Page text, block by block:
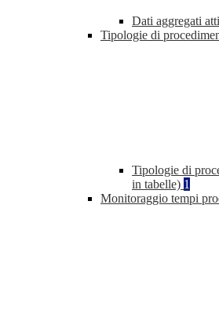
Dati aggregati
Tipologie di
Tipologie di
in tabelle) 1
Monitoraggio tempi